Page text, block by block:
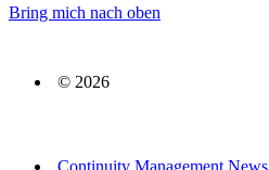
Bring mich nach oben
© 2026
Continuity Management News